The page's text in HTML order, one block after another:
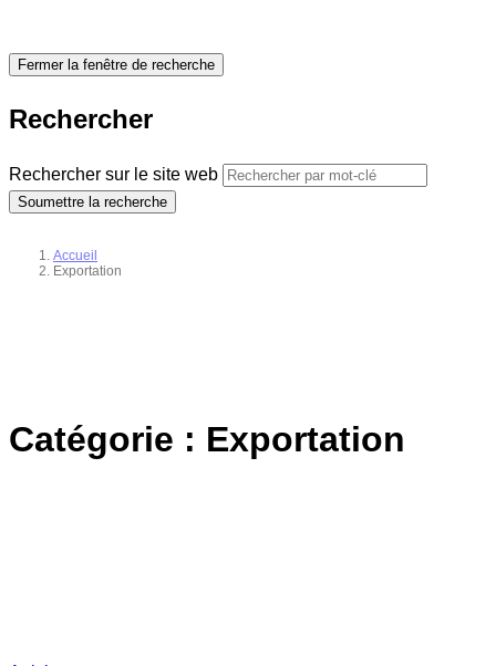
Fermer la fenêtre de recherche
Rechercher
Rechercher sur le site web
Soumettre la recherche
Accueil
Exportation
Catégorie : Exportation